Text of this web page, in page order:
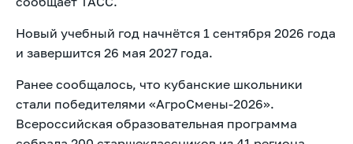
Новый учебный год начнётся 1 сентября 2026 года
и завершится 26 мая 2027 года.
Ранее сообщалось, что кубанские школьники
стали победителями «АгроСмены-2026».
Всероссийская образовательная программа